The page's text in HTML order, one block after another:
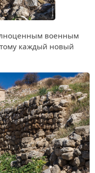
военным
каждый новый